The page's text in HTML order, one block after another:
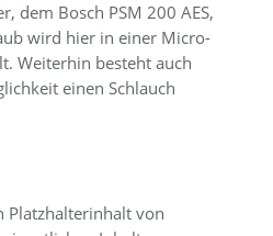
dem Bosch PSM 200 AES,
wird hier in einer Micro-
Weiterhin besteht auch
einen Schlauch
Platzhalterinhalt von